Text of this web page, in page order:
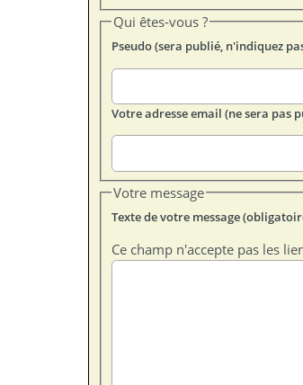
Qui êtes-vous ?
Pseudo (sera publié, n'indiquez
Votre adresse email (ne sera pas
Votre message
Texte de votre message
Ce champ n'accepte pas les